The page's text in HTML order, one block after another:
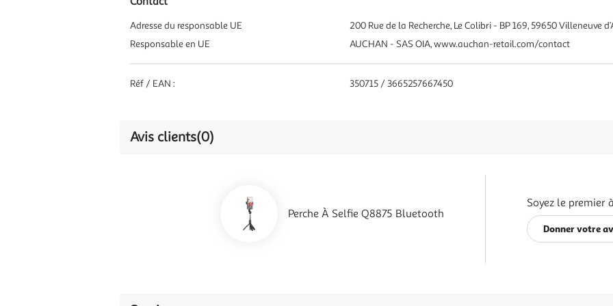
Adresse du responsable UE
200 Rue de la Recherche, Le Colibri - BP 169, 59650 Villeneuve
Responsable en UE
AUCHAN - SAS OIA, www.auchan-retail.com/contact
Réf / EAN : 350715 / 3665257667450
Avis clients(0)
Perche À Selfie Q8875 Bluetooth
Soyez le premier
Donner votre